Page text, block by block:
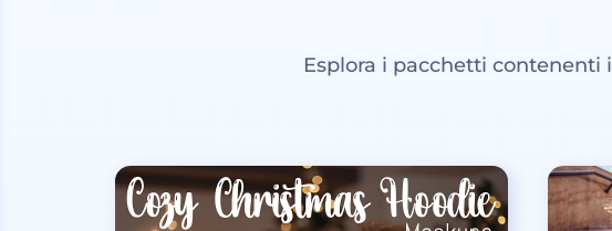
Esplora i pacchetti contenenti